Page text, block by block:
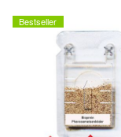
Bestseller